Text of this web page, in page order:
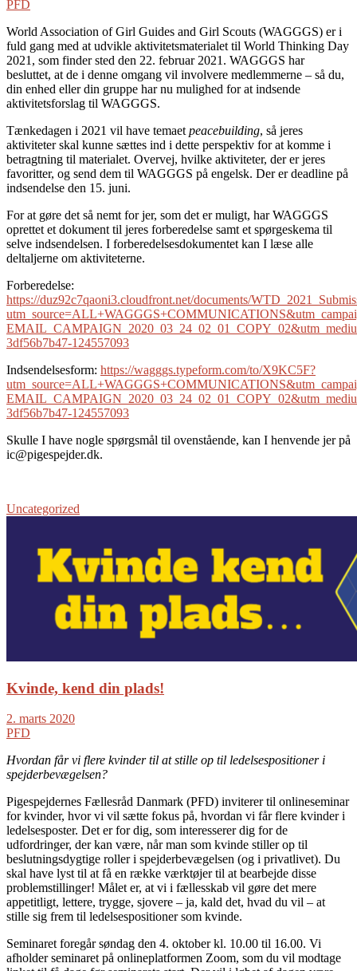
PFD
World Association of Girl Guides and Girl Scouts (WAGGGS) er i
fuld gang med at udvikle aktivitetsmaterialet til World Thinking Day
2021, som finder sted den 22. februar 2021. WAGGGS har
besluttet, at de i denne omgang vil involvere medlemmerne – så du,
din enhed eller din gruppe har nu mulighed for at indsende
aktivitetsforslag til WAGGGS.
Tænkedagen i 2021 vil have temaet peacebuilding, så jeres
aktiviteter skal kunne sættes ind i dette perspektiv for at komme i
betragtning til materialet. Overvej, hvilke aktiviteter, der er jeres
favoritter, og send dem til WAGGGS på engelsk. Der er deadline på
indsendelse den 15. juni.
For at gøre det så nemt for jer, som det er muligt, har WAGGGS
oprettet et dokument til jeres forberedelse samt et spørgeskema til
selve indsendelsen. I forberedelsesdokumentet kan I læse alle
deltaljerne om aktiviteterne.
Forberedelse:
https://duz92c7qaoni3.cloudfront.net/documents/
3df56b7b47-124557093
Indsendelsesform: https://wagggs.typeform.com/to/X9KC5F?
3df56b7b47-124557093
Skulle I have nogle spørgsmål til ovenstående, kan I henvende jer på
ic@pigespejder.dk.
Uncategorized
Kvinde, kend din plads!
2. marts 2020
PFD
Hvordan får vi flere kvinder til at stille op til ledelsespositioner i
spejderbevægelsen?
Pigespejdernes Fællesråd Danmark (PFD) inviterer til onlineseminar
for kvinder, hvor vi vil sætte fokus på, hvordan vi får flere kvinder i
ledelsesposter. Det er for dig, som interesserer dig for de
udfordringer, der kan være, når man som kvinde stiller op til
beslutningsdygtige roller i spejderbevægelsen (og i privatlivet). Du
skal have lyst til at få en række værktøjer til at bearbejde disse
problemstillinger! Målet er, at vi i fællesskab vil gøre det mere
appetitligt, lettere, trygge, sjovere – ja, kald det, hvad du vil – at
stille sig frem til ledelsespositioner som kvinde.
Seminaret foregår søndag den 4. oktober kl. 10.00 til 16.00. Vi
afholder seminaret på onlineplatformen Zoom, som du vil modtage